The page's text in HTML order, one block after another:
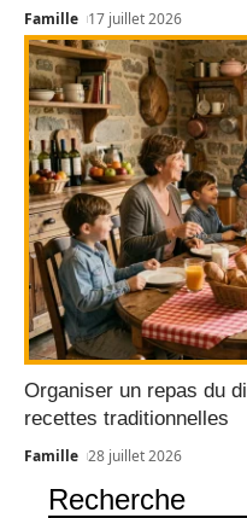
Famille 17 juillet 2026
Organiser un repas du
recettes traditionnelles
Famille 28 juillet 2026
Recherche